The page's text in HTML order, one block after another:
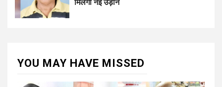
मिलेगी नई उड़ान
YOU MAY HAVE MISSED